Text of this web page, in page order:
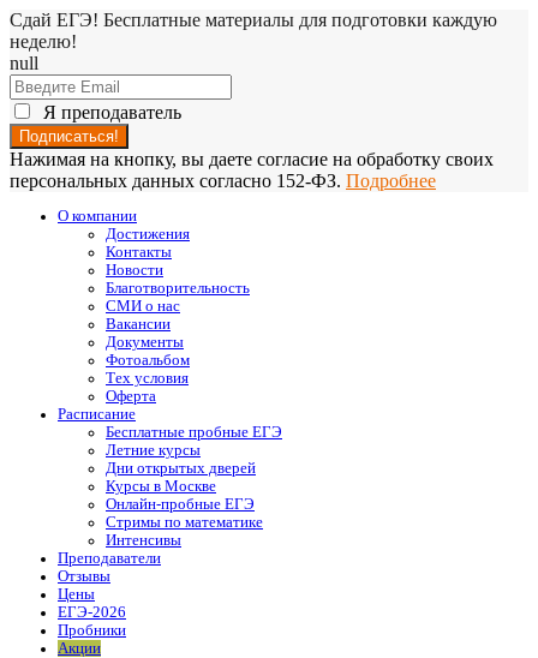
Сдай ЕГЭ! Бесплатные материалы для подготовки каждую
неделю!
null
Я преподаватель
Нажимая на кнопку, вы даете согласие на обработку своих
персональных данных согласно 152-ФЗ. Подробнее
О компании
Достижения
Контакты
Новости
Благотворительность
СМИ о нас
Вакансии
Документы
Фотоальбом
Тех условия
Оферта
Расписание
Бесплатные пробные ЕГЭ
Летние курсы
Дни открытых дверей
Курсы в Москве
Онлайн-пробные ЕГЭ
Стримы по математике
Интенсивы
Преподаватели
Отзывы
Цены
ЕГЭ-2026
Пробники
Акции